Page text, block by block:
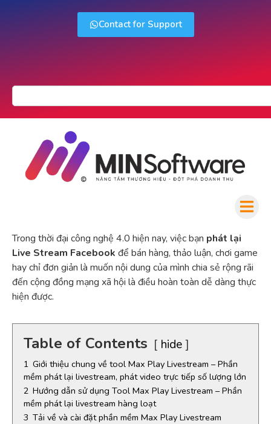
Contact for Support
Trong thời đại công nghệ 4.0 hiện nay, việc bạn phát lại
Live Stream Facebook để bán hàng, thảo luận, chơi game
hay chỉ đơn giản là muốn nội dung của mình chia sẻ rộng rãi
đến cộng đồng mạng xã hội là điều hoàn toàn dễ dàng thực
hiện được.
Table of Contents hide
1 Giới thiệu chung về tool Max Play Livestream – Phần
mềm phát lại livestream, phát video trực tiếp số lượng lớn
2 Hướng dẫn sử dụng Tool Max Play Livestream – Phần
mềm phát lại livestream hàng loạt
3 Tải về và cài đặt phần mềm Max Play Livestream